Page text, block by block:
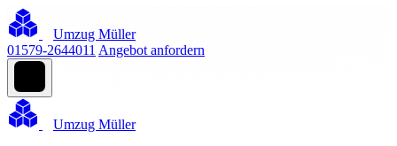
Umzug Müller
01579-2644011 Angebot anfordern
Umzug Müller